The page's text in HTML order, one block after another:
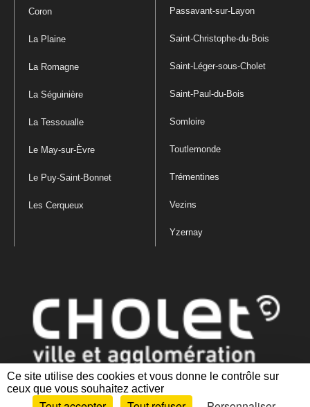
Ce site utilise des cookies et vous donne le contrôle sur
ceux que vous souhaitez activer
Coron
La Plaine
La Romagne
La Séguinière
La Tessoualle
Le May-sur-Èvre
Le Puy-Saint-Bonnet
Les Cerqueux
Passavant-sur-Layon
Saint-Christophe-du-Bois
Saint-Léger-sous-Cholet
Saint-Paul-du-Bois
Somloire
Toutlemonde
Trémentines
Vezins
Yzernay
Mentions légales|Politique de confidentialité
des cookies |Plan du site Accessibilité : partiellement conforme